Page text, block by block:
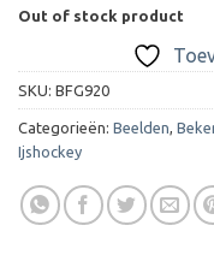
Out of stock product
SKU: BFG920
Categorieën: Beelden,
Ijshockey